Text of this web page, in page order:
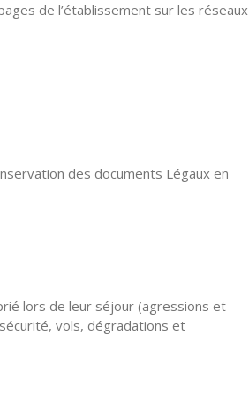
de l’établissement sur les réseaux
des documents Légaux en
lors de leur séjour (agressions et
vols, dégradations et